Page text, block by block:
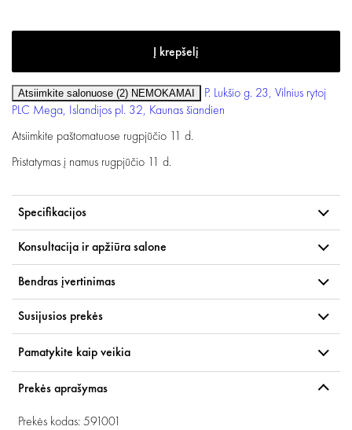
Atsiimkite salonuose (2) NEMOKAMAI P. Lukšio g. 23, Vilnius rytoj
PLC Mega, Islandijos pl. 32, Kaunasšiandien
Atsiimkite paštomatuose rugpjūčio 11 d.
Pristatymas į namus rugpjūčio 11 d.
Specifikacijos
Konsultacija ir apžiūra salone
Bendras įvertinimas
Susijusios prekės
Pamatykite kaip veikia
Prekės aprašymas
Prekės kodas: 591001